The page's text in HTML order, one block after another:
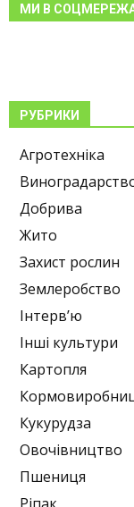
МИ В
РУБРИКИ
Агротехніка
Добрива
Жито
Захист рослин
Землеробство
Інтерв’ю
Інші культури
Картопля
Кукурудза
Овочівництво
Пшениця